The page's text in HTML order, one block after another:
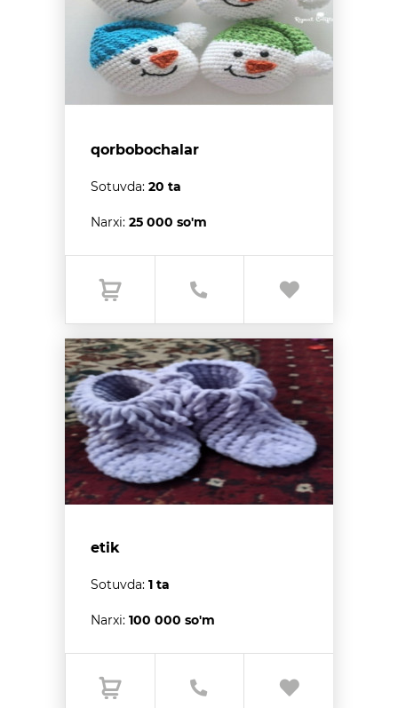
qorbobochalar
Sotuvda: 20 ta
Narxi: 25 000 so'm
etik
Sotuvda: 1 ta
Narxi: 100 000 so'm